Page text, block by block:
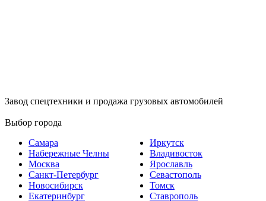
Завод спецтехники и продажа грузовых автомобилей
Выбор города
Самара
Набережные Челны
Москва
Санкт-Петербург
Новосибирск
Екатеринбург
Иркутск
Владивосток
Ярославль
Севастополь
Томск
Ставрополь